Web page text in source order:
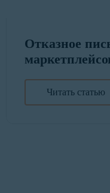
Отказное
Читать статью